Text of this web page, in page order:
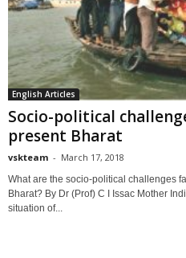
English Articles
Socio-political
present Bharat
vskteam - March 17, 2018
What are the socio-political challenges
Bharat? By Dr (Prof) C I Issac Mother
situation of...